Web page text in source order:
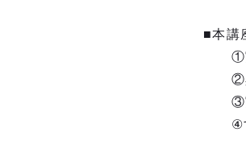
■本
①実
②具
③実
④す